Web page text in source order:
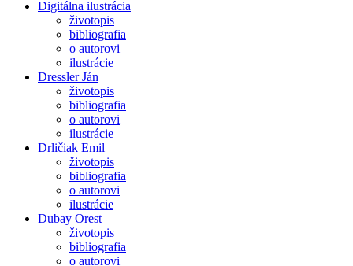
Digitálna ilustrácia
životopis
bibliografia
o autorovi
ilustrácie
Dressler Ján
životopis
bibliografia
o autorovi
ilustrácie
Drličiak Emil
životopis
bibliografia
o autorovi
ilustrácie
Dubay Orest
životopis
bibliografia
o autorovi